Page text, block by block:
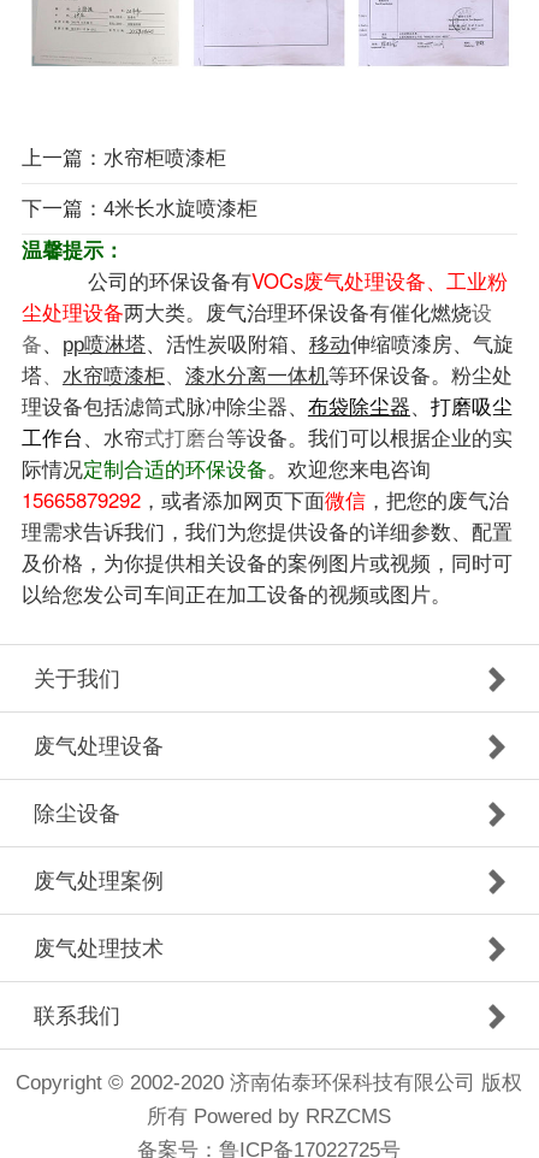
上一篇：水帘柜喷漆柜
下一篇：4米长水旋喷漆柜
温馨提示：
公司的环保设备有VOCs废气处理设备、工业粉
尘处理设备两大类。废气治理环保设备有催化燃烧设
备、 pp喷淋塔、 活性炭吸附箱、 移动伸缩喷漆房、
气旋
塔、 水帘喷漆柜、 漆水分离一体机等环保设备。粉尘处
理设备包括滤筒式脉冲除尘器、
布袋除尘器、
打磨吸尘
工作台、 水帘式打磨台等设备。我们可以根据企业的实
际情况定制合适的环保设备。欢迎您来电咨询
15665879292，或者添加网页下面微信，把您的废气治
理需求告诉我们，我们为您提供设备的详细参数、配置
及价格，为你提供相关设备的案例图片或视频，同时可
以给您发公司车间正在加工设备的视频或图片。
关于我们
废气处理设备
除尘设备
废气处理案例
废气处理技术
联系我们
Copyright © 2002-2020 济南佑泰环保科技有限公司 版权
所有 Powered by RRZCMS
备案号：鲁ICP备17022725号